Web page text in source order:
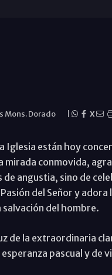
Mons. Dorado X
Iglesia están hoy
mirada conmovida,
angustia, sino de
del Señor y adora
del hombre.
de la extraordinaria
pascual y de